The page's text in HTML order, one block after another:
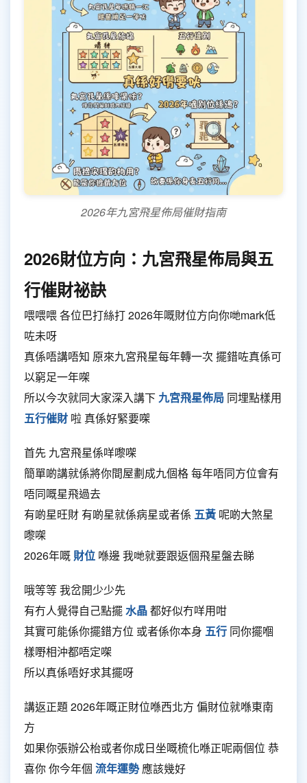
2026年九宮飛星佈局催財指南
2026財位方向：九宮飛星佈局與五
行催財祕訣
喂喂喂 各位巴打絲打 2026年嘅財位方向你哋mark低
咗未呀
真係唔講唔知 原來九宮飛星每年轉一次 擺錯咗真係可
以窮足一年㗎
所以今次就同大家深入講下九宮飛星佈局 同埋點樣用
五行催財 啦 真係好緊要㗎
首先 九宮飛星係咩嚟㗎
簡單啲講就係將你間屋劃成九個格 每年唔同方位會有
唔同嘅星飛過去
有啲星旺財 有啲星就係病星或者係 五黃 呢啲大煞星
嚟㗎
2026年嘅 財位 喺邊 我哋就要跟返個飛星盤去睇
哦等等 我岔開少少先
有冇人覺得自己點擺水晶都好似冇咩用咁
其實可能係你擺錯方位 或者係你本身 五行 同你擺嗰
樣嘢相沖都唔定㗎
所以真係唔好求其擺呀
講返正題 2026年嘅正財位喺西北方 偏財位就喺東南
方
如果你張辦公枱或者你成日坐嘅梳化喺正呢兩個位 恭
喜你 你今年個 流年運勢應該幾好